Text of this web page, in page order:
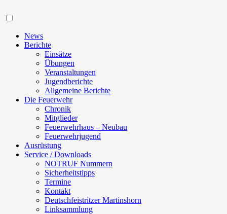
News
Berichte
Einsätze
Übungen
Veranstaltungen
Jugendberichte
Allgemeine Berichte
Die Feuerwehr
Chronik
Mitglieder
Feuerwehrhaus – Neubau
Feuerwehrjugend
Ausrüstung
Service / Downloads
NOTRUF Nummern
Sicherheitstipps
Termine
Kontakt
Deutschfeistritzer Martinshorn
Linksammlung